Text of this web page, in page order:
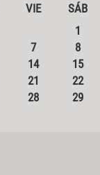
VIE
SÁB
1
7
8
14
15
21
22
28
29